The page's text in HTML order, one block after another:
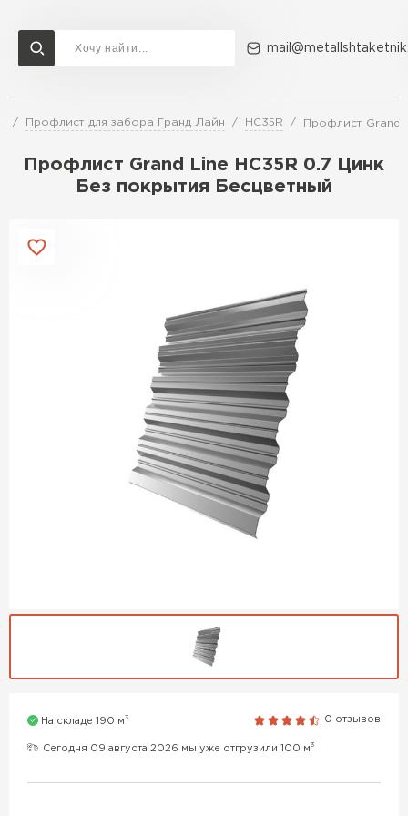
Профлист для забора Гранд Лайн HC35R Профлист Grand
Профлист Grand Line HC35R 0.7 Цинк
Без покрытия Бесцветный
На складе 190 м3 0 отзывов
Сегодня 09 августа 2026 мы уже отгрузили 100 м3
Доставка и оплата Акции О компании Контакты
Перейти в каталог